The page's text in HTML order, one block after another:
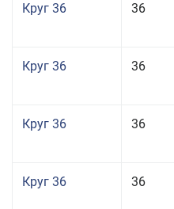
Круг 36 36
Круг 36 36
Круг 36 36
Круг 36 36